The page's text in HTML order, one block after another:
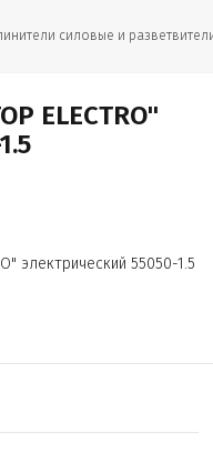
силовые и
ELECTRO"